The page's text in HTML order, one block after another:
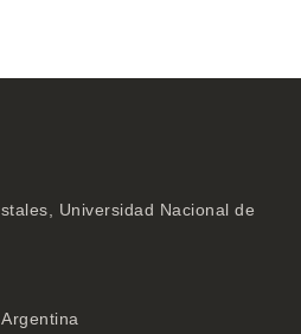
Universidad Nacional de